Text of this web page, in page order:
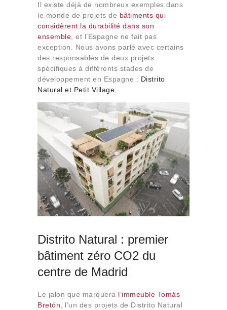
Il existe déjà de nombreux exemples dans
le monde de projets de bâtiments qui
considèrent la durabilité dans son
ensemble , et l’Espagne ne fait pas
exception. Nous avons parlé avec certains
des responsables de deux projets
spécifiques à différents stades de
développement en Espagne : Distrito
Natural et Petit Village
Distrito Natural : premier
bâtiment zéro CO2 du
centre de Madrid
Le jalon que marquera l’immeuble Tomás
Bretón , l’un des projets de Distrito Natural